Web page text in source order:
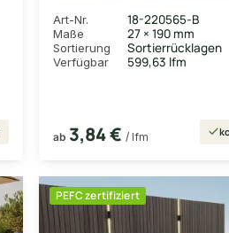
Art-Nr. 18-220565-B
Maße 27 × 190 mm
Sortierung Sortierrücklagen
Verfügbar 599,63 lfm
ab 3,84 € / lfm
PEFC zertifiziert